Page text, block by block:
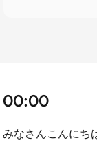
00:00
みなさんこんにち